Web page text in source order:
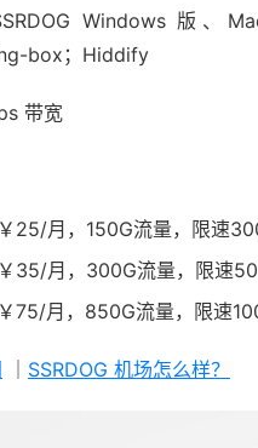
Windows 版、
box；Hiddify
带宽
25/月，150G流量，限速
35/月，300G流量，限速
75/月，850G流量，限速
SSRDOG 机场怎么样？